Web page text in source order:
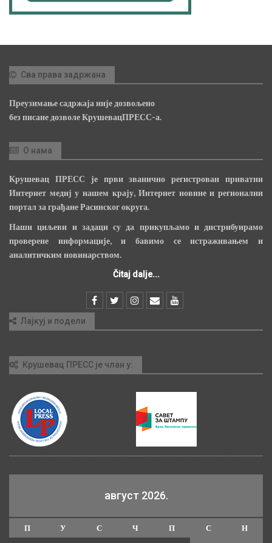
Сва права задржана
Преузимање садржаја није дозвољено
без писане дозволе КрушевацПРЕСС-а.
О нама
Крушевац ПРЕСС је први званично регистрован приватни
Интернет медиј у нашем крају, Интернет новине и регионални
портал за грађане Расинског округа.
Наши циљеви и задаци су да прикупљамо и дистрибуирамо
проверене информације, и бавимо се истраживањем и
аналитичким новинарством.
Čitaj dalje...
Лајкуј и подели
Крушевац ПРЕСС је члан у:
август 2026.
П У С Ч П С
Н